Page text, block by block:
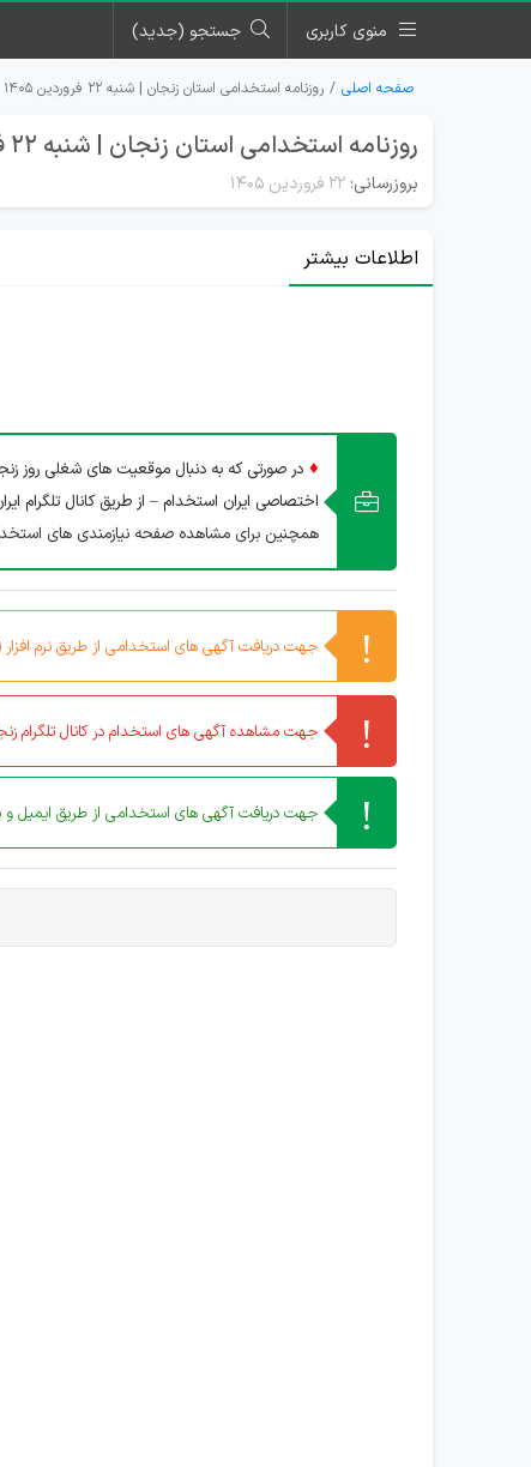
منوی کاربری جستجو (جدید)
صفحه اصلی روزنامه استخدامی استان زنجان | شنبه ۲۲ فروردین ۱۴۰۵
روزنامه استخدامی استان زنجان | شنبه 22 فروردین 1405
بروزرسانی: ۲۲ فروردین ۱۴۰۵
اطلاعات بیشتر
♦ در صورتی که به دنبال موقعیت های شغلی روز
اختصاصی ایران استخدام – از طریق کانال تلگرام
همچنین برای مشاهده صفحه نیازمندی های
جهت دریافت آگهی های استخدامی از طریق نرم افزار
جهت مشاهده آگهی های استخدام در کانال تلگرام
جهت دریافت آگهی های استخدامی از طریق ایمیل و